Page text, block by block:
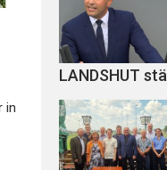
in
LANDSHUT